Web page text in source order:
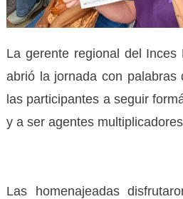
La gerente regional del Inces
abrió la jornada con palabras
las participantes a seguir
y a ser agentes
Las homenajeadas